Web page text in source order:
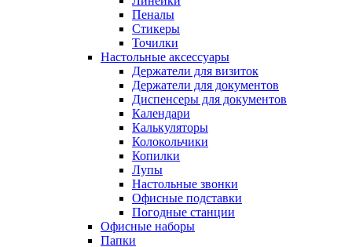
Пеналы
Стикеры
Точилки
Настольные аксессуары
Держатели для визиток
Держатели для документов
Диспенсеры для документов
Календари
Калькуляторы
Колокольчики
Копилки
Лупы
Настольные звонки
Офисные подставки
Погодные станции
Офисные наборы
Папки